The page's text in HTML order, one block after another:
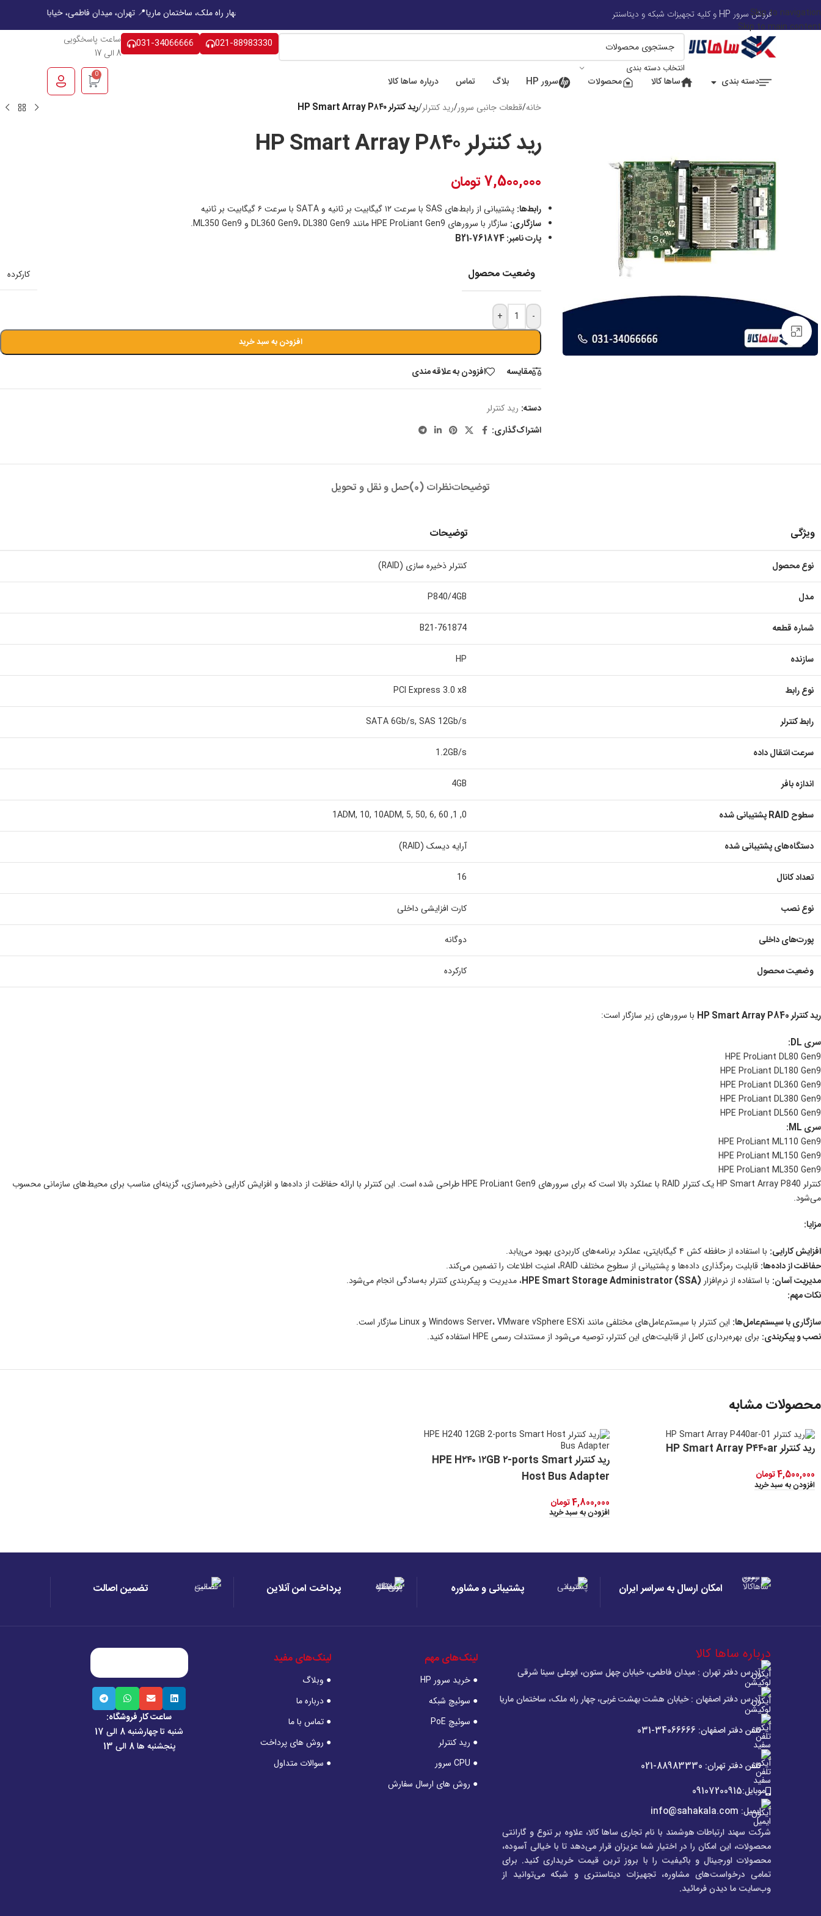
Skip to navigation
Skip to main content
فروش سرور HP و کلیه تجهیزات شبکه و دیتاسنتر 📍 تهران، میدان فاطمی،📍 اصفهان،خیابان هشت بهشت غربی، چهار راه ملک، ساختمان ماریا
انتخاب دسته بندی
021-88983330
031-34066666
ساعت پاسخگویی
8 الی 17
دسته بندی
ساها کالا محصولات سرور HP بلاگ تماس درباره ساها کالا
0
برای بزرگنمایی کلیک کنید
خانه/قطعات جانبی سرور/رید کنترلر/رید کنترلر HP Smart Array P۸۴۰
رید کنترلر HP Smart Array P۸۴۰
7,500,000تومان
رابط‌ها: پشتیبانی از رابط‌های SAS با سرعت ۱۲ گیگابیت بر ثانیه و SATA با سرعت ۶ گیگابیت بر ثانیه
سازگاری: سازگار با سرورهای HPE ProLiant Gen9 مانند DL360 Gen9، DL380 Gen9 و ML350 Gen9.
پارت نامبر: 761874‑B21
وضعیت محصول کارکرده
-
+
افزودن به سبد خرید
مقايسه افزودن به علاقه مندی
دسته: رید کنترلر
اشتراک‌گذاری:
توضیحاتنظرات (0) حمل و نقل و تحویل
ویژگی توضیحات
نوع محصول کنترلر ذخیره سازی (RAID)
مدل P840/4GB
شماره قطعه 761874-B21
سازنده HP
نوع رابط PCI Express 3.0 x8
رابط کنترلر SATA 6Gb/s, SAS 12Gb/s
سرعت انتقال داده 1.2GB/s
اندازه بافر 4GB
سطوح RAID پشتیبانی شده 0, 1, 1ADM, 10, 10ADM, 5, 50, 6, 60
دستگاه‌های پشتیبانی شده آرایه دیسک (RAID)
تعداد کانال 16
نوع نصب کارت افزایشی داخلی
پورت‌های داخلی دوگانه
وضعیت محصول کارکرده
رید کنترلر HP Smart Array P840 با سرورهای زیر سازگار است:
سری DL:
HPE ProLiant DL80 Gen9
HPE ProLiant DL180 Gen9
HPE ProLiant DL360 Gen9
HPE ProLiant DL380 Gen9
HPE ProLiant DL560 Gen9
سری ML:
HPE ProLiant ML110 Gen9
HPE ProLiant ML150 Gen9
HPE ProLiant ML350 Gen9
کنترلر HP Smart Array P840 یک کنترلر RAID با عملکرد بالا است که برای سرورهای HPE ProLiant Gen9 طراحی شده است. این کنترلر با ارائه حفاظت از داده‌ها و افزایش کارایی ذخیره‌سازی، گزینه‌ای مناسب برای محیط‌های سازمانی محسوب
می‌شود.
مزایا:
افزایش کارایی: با استفاده از حافظه کش ۴ گیگابایتی، عملکرد برنامه‌های کاربردی بهبود می‌یابد.
حفاظت از داده‌ها: قابلیت رمزگذاری داده‌ها و پشتیبانی از سطوح مختلف RAID، امنیت اطلاعات را تضمین می‌کند.
مدیریت آسان: با استفاده از نرم‌افزار HPE Smart Storage Administrator (SSA)، مدیریت و پیکربندی کنترلر به‌سادگی انجام می‌شود.
نکات مهم:
سازگاری با سیستم‌عامل‌ها: این کنترلر با سیستم‌عامل‌های مختلفی مانند Windows Server، VMware vSphere ESXi و Linux سازگار است.
نصب و پیکربندی: برای بهره‌برداری کامل از قابلیت‌های این کنترلر، توصیه می‌شود از مستندات رسمی HPE استفاده کنید.
محصولات مشابه
رید کنترلر HP Smart Array P۴۴۰ar
4,500,000تومان
افزودن به سبد خرید
رید کنترلر HPE H۲۴۰ ۱۲GB ۲-ports Smart
Host Bus Adapter
4,800,000تومان
افزودن به سبد خرید
امکان ارسال به سراسر ایران پشتیبانی و مشاوره پرداخت امن آنلاین تضمین اصالت
درباره ساها کالا
آدرس دفتر تهران : میدان فاطمی، خیابان چهل ستون، ابوعلی سینا شرقی
آدرس دفتر اصفهان : خیابان هشت بهشت غربی، چهار راه ملک، ساختمان ماریا
تلفن دفتر اصفهان: 34066666-031
تلفن دفتر تهران: 88983330-021
موبایل:09107200915
ایمیل: info@sahakala.com
شرکت سهند ارتباطات هوشمند با نام تجاری ساها کالا، علاوه‌ بر تنوع و گارانتی
محصولات، این امکان را در اختیار شما عزیزان قرار می‌دهد تا با خیالی آسوده،
محصولات اورجینال و باکیفیت را با بروز ترین قیمت خریداری کنید. برای
تمامی درخواست‌های مشاوره، تجهیزات دیتاسنتری و شبکه می‌توانید از
وب‌سایت ما دیدن فرمائید.
لینک‌های مهم
● خرید سرور HP
● سوئیچ شبکه
● سوئیچ PoE
● رید کنترلر
● CPU سرور
● روش های ارسال سفارش
لینک‌های مفید
● وبلاگ
● درباره ما
● تماس با ما
● روش های پرداخت
● سوالات متداول
ساعت کار فروشگاه:
شنبه تا چهارشنبه 8 الی 17
پنجشنبه ها 8 الی 13